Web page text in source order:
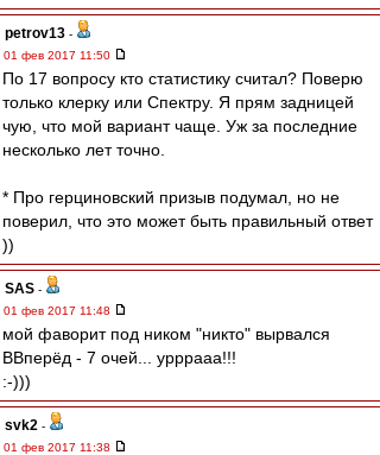
petrov13 -
01 фев 2017 11:50
По 17 вопросу кто статистику считал? Поверю
только клерку или Спектру. Я прям задницей
чую, что мой вариант чаще. Уж за последние
несколько лет точно.
* Про герциновский призыв подумал, но не
поверил, что это может быть правильный ответ
))
SAS -
01 фев 2017 11:48
мой фаворит под ником "никто" вырвался
ВВперёд - 7 очей... урррааа!!!
:-)))
svk2 -
01 фев 2017 11:38